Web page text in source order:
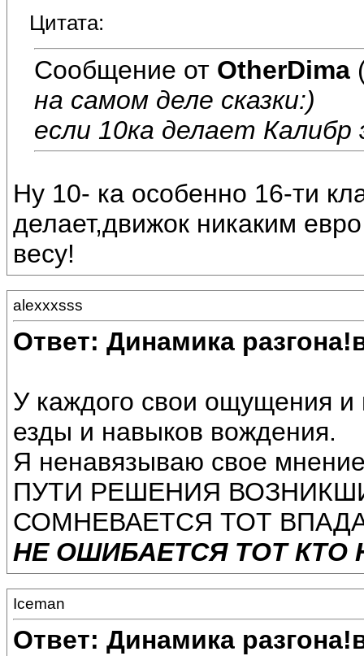
Цитата:
Сообщение от OtherDima
на самом деле сказки:)
если 10ка делает
Ну 10- ка особенно 16-ти
делает,движок никаким
весу!
alexxxsss
Ответ: Динамика
У каждого свои ощущения и
езды и навыков вождения.
Я ненавязываю свое
ПУТИ РЕШЕНИЯ
СОМНЕВАЕТСЯ ТОТ
НЕ ОШИБАЕТСЯ ТОТ КТО
Iceman
Ответ: Динамика